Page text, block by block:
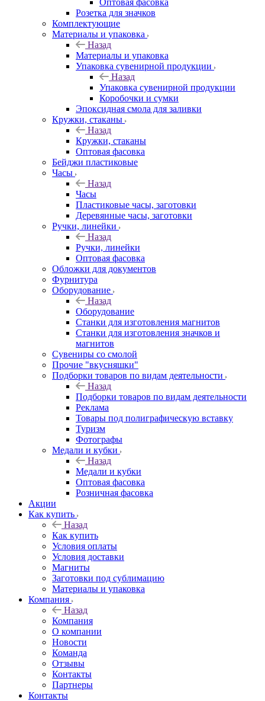
Оптовая фасовка
Розетка для значков
Комплектующие
Материалы и упаковка
Назад
Материалы и упаковка
Упаковка сувенирной продукции
Назад
Упаковка сувенирной продукции
Коробочки и сумки
Эпоксидная смола для заливки
Кружки, стаканы
Назад
Кружки, стаканы
Оптовая фасовка
Бейджи пластиковые
Часы
Назад
Часы
Пластиковые часы, заготовки
Деревянные часы, заготовки
Ручки, линейки
Назад
Ручки, линейки
Оптовая фасовка
Обложки для документов
Фурнитура
Оборудование
Назад
Оборудование
Станки для изготовления магнитов
Станки для изготовления значков и
магнитов
Сувениры со смолой
Прочие "вкусняшки"
Подборки товаров по видам деятельности
Назад
Подборки товаров по видам деятельности
Реклама
Товары под полиграфическую вставку
Туризм
Фотографы
Медали и кубки
Назад
Медали и кубки
Оптовая фасовка
Розничная фасовка
Акции
Как купить
Назад
Как купить
Условия оплаты
Условия доставки
Магниты
Заготовки под сублимацию
Материалы и упаковка
Компания
Назад
Компания
О компании
Новости
Команда
Отзывы
Контакты
Партнеры
Контакты